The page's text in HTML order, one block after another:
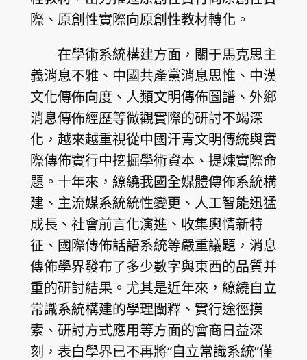
際、原創性實際向原創性教材轉化。
在學術系統構建方面，關于馬克思主
義消息不雅、中國共產黨消息思惟、中漢
文化傳佈向度、人類文明傳佈圖譜、外鄉
消息傳佈經歷等微觀實際的研討不竭深
化，越來越重視從中國汗青文明傳統與實
際傳佈實行中挖掘學術資本、提煉實際命
題。十年來，繚繞我國全媒體傳佈系統構
建、主流媒系統統性變更、人工智能迅猛
成長、社會前言化演進、收集輿情新特
征、國際傳佈話語系統等嚴重議題，消息
傳佈學界發布了多少數字與東西的品質并
重的研討結果。尤其是近年來，繚繞自立
常識系統構建的學理闡釋、實行途徑摸
索、研討方式應用等方面的會商日益深
刻，表白學界已不再將“自立常識系統”僅